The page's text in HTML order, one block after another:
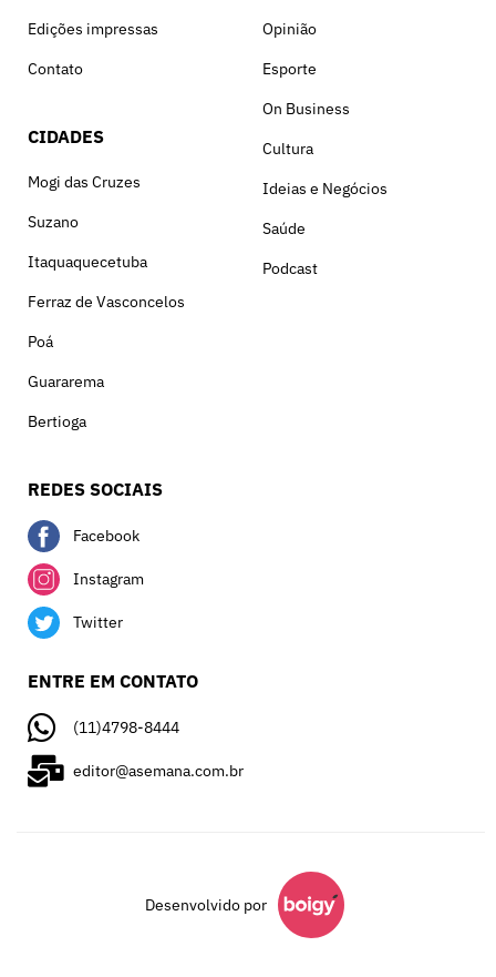
Edições impressas
Contato
CIDADES
Mogi das Cruzes
Suzano
Itaquaquecetuba
Ferraz de Vasconcelos
Poá
Guararema
Bertioga
Opinião
Esporte
On Business
Cultura
Ideias e Negócios
Saúde
Podcast
REDES SOCIAIS
Facebook
Instagram
Twitter
ENTRE EM CONTATO
(11)4798-8444
editor@asemana.com.br
Desenvolvido por